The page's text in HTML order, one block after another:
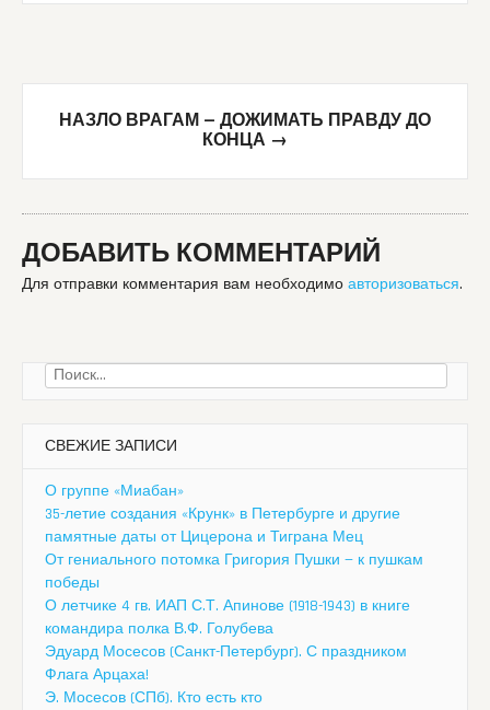
НАЗЛО ВРАГАМ — ДОЖИМАТЬ ПРАВДУ ДО
КОНЦА →
ДОБАВИТЬ КОММЕНТАРИЙ
Для отправки комментария вам необходимо авторизоваться.
Найти:
СВЕЖИЕ ЗАПИСИ
О группе «Миабан»
35-летие создания «Крунк» в Петербурге и другие
памятные даты от Цицерона и Тиграна Мец
От гениального потомка Григория Пушки — к пушкам
победы
О летчике 4 гв. ИАП С.Т. Апинове (1918-1943) в книге
командира полка В.Ф. Голубева
Эдуард Мосесов (Санкт-Петербург). С праздником
Флага Арцаха!
Э. Мосесов (СПб). Кто есть кто